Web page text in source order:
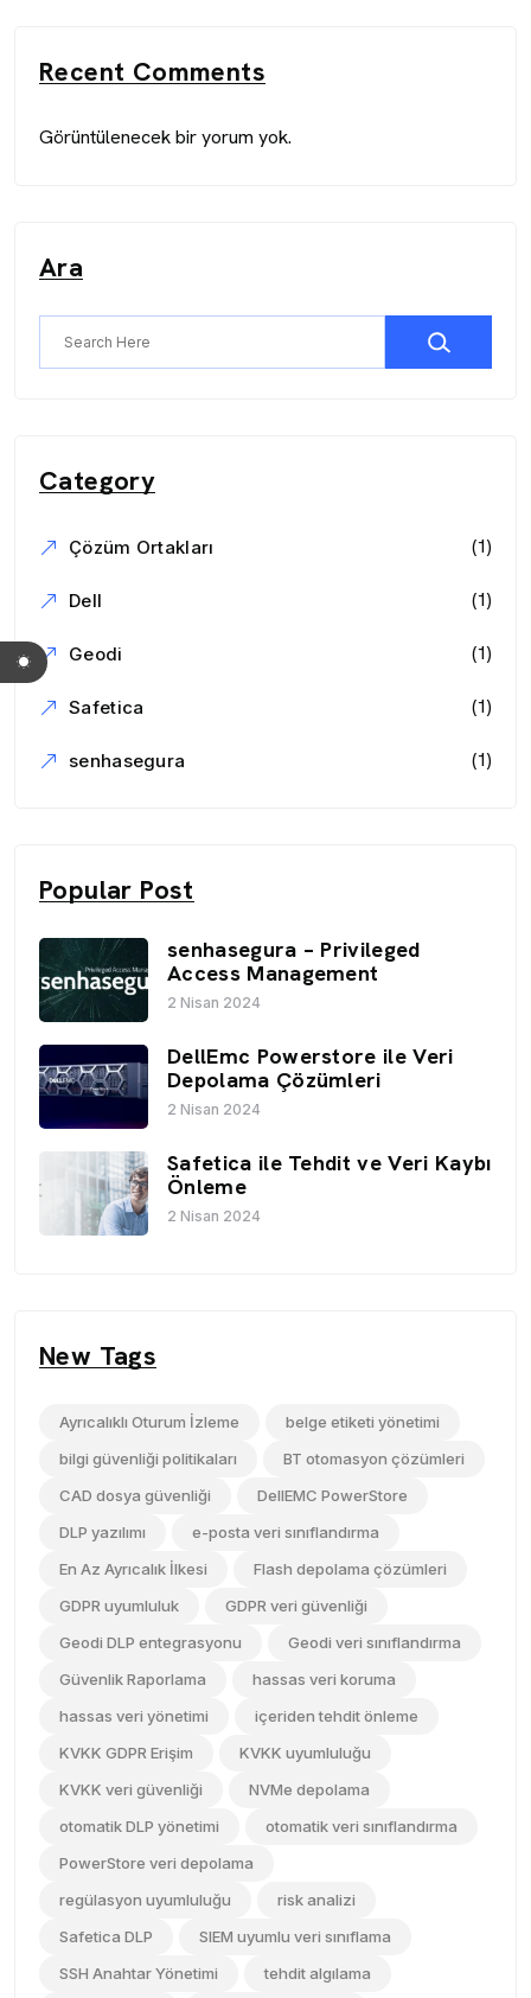
Recent Comments
Görüntülenecek bir yorum yok.
Ara
Category
Çözüm Ortakları (1)
Dell (1)
Geodi (1)
Safetica (1)
senhasegura (1)
Popular Post
senhasegura – Privileged
Access Management
2 Nisan 2024
DellEmc Powerstore ile Veri
Depolama Çözümleri
2 Nisan 2024
Safetica ile Tehdit ve Veri Kaybı
Önleme
2 Nisan 2024
New Tags
Ayrıcalıklı Oturum İzleme
belge etiketi yönetimi
bilgi güvenliği politikaları
BT otomasyon çözümleri
CAD dosya güvenliği
DellEMC PowerStore
DLP yazılımı
e-posta veri sınıflandırma
En Az Ayrıcalık İlkesi
Flash depolama çözümleri
GDPR uyumluluk
GDPR veri güvenliği
Geodi DLP entegrasyonu
Geodi veri sınıflandırma
Güvenlik Raporlama
hassas veri koruma
hassas veri yönetimi
içeriden tehdit önleme
KVKK GDPR Erişim
KVKK uyumluluğu
KVKK veri güvenliği
NVMe depolama
otomatik DLP yönetimi
otomatik veri sınıflandırma
PowerStore veri depolama
regülasyon uyumluluğu
risk analizi
Safetica DLP
SIEM uyumlu veri sınıflama
SSH Anahtar Yönetimi
tehdit algılama